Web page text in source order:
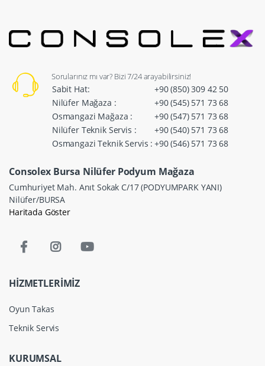
Sorularınız mı var? Bizi 7/24 arayabilirsiniz!
Sabit Hat:
+90 (850) 309 42 50
Nilüfer Mağaza :
+90 (545) 571 73 68
Osmangazi Mağaza :
+90 (547) 571 73 68
Nilüfer Teknik Servis :
+90 (540) 571 73 68
Osmangazi Teknik Servis : +90 (546) 571 73 68
Consolex Bursa Nilüfer Podyum Mağaza
Cumhuriyet Mah. Anıt Sokak C/17 (PODYUMPARK YANI)
Nilüfer/BURSA
Haritada Göster
HİZMETLERİMİZ
Oyun Takas
Teknik Servis
KURUMSAL